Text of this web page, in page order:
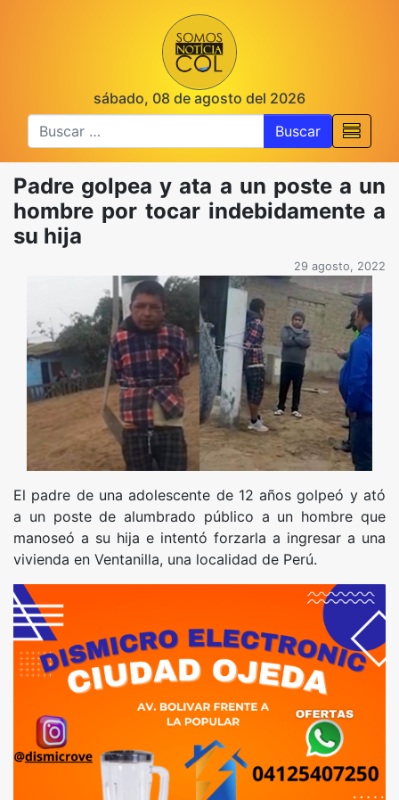
sábado, 08 de agosto del 2026
Buscar
Padre golpea y ata a un poste a un
hombre por tocar indebidamente a
su hija
29 agosto, 2022
El padre de una adolescente de 12 años golpeó y ató
a un poste de alumbrado público a un hombre que
manoseó a su hija e intentó forzarla a ingresar a una
vivienda en Ventanilla, una localidad de Perú.